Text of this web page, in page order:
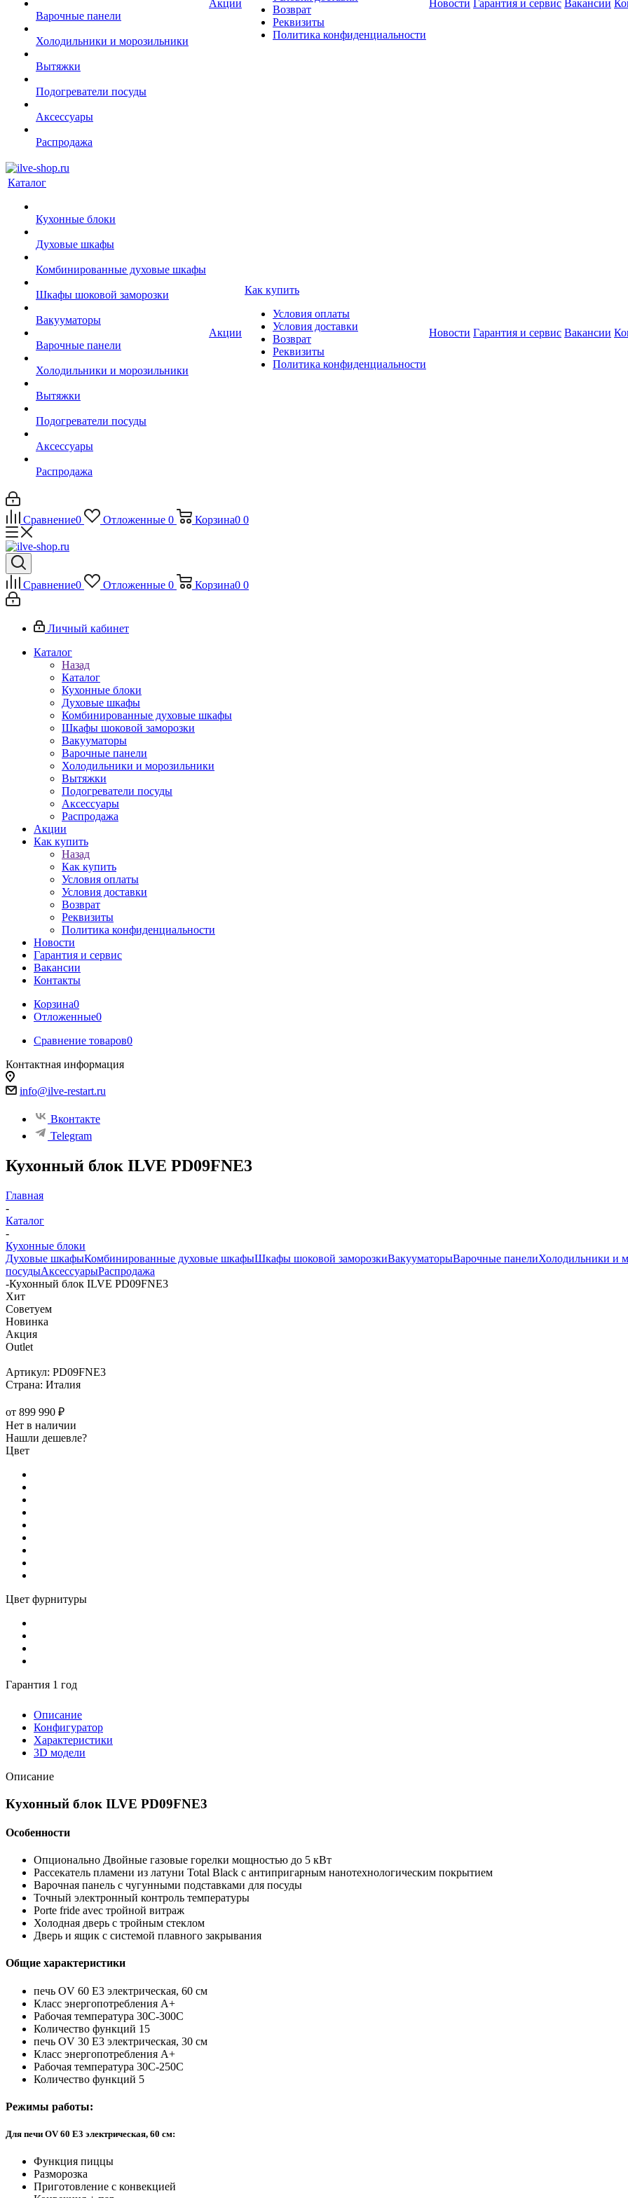
Варочные панели
Холодильники и морозильники
Вытяжки
Подогреватели посуды
Аксессуары
Распродажа
Акции
Возврат
Реквизиты
Политика конфиденциальности
Новости Гарантия и сервис Вакансии
Каталог
Кухонные блоки
Духовые шкафы
Комбинированные духовые шкафы
Шкафы шоковой заморозки
Вакууматоры
Варочные панели
Холодильники и морозильники
Вытяжки
Подогреватели посуды
Аксессуары
Распродажа
Акции
Как купить
Условия оплаты
Условия доставки
Возврат
Реквизиты
Политика конфиденциальности
Новости Гарантия и сервис Вакансии
Сравнение0 Отложенные 0 Корзина0 0
Сравнение0 Отложенные 0 Корзина0 0
Личный кабинет
Каталог
Назад
Каталог
Кухонные блоки
Духовые шкафы
Комбинированные духовые шкафы
Шкафы шоковой заморозки
Вакууматоры
Варочные панели
Холодильники и морозильники
Вытяжки
Подогреватели посуды
Аксессуары
Распродажа
Акции
Как купить
Назад
Как купить
Условия оплаты
Условия доставки
Возврат
Реквизиты
Политика конфиденциальности
Новости
Гарантия и сервис
Вакансии
Контакты
Корзина0
Отложенные0
Сравнение товаров0
Контактная информация
info@ilve-restart.ru
Вконтакте
Telegram
Кухонный блок ILVE PD09FNE3
Главная
-
Каталог
-
Кухонные блоки
Духовые шкафыКомбинированные духовые шкафыШкафы шоковой заморозкиВакууматорыВарочные панелиХолодильники и
посудыАксессуарыРаспродажа
-Кухонный блок ILVE PD09FNE3
Хит
Советуем
Новинка
Акция
Outlet
Артикул: PD09FNE3
Страна: Италия
от 899 990 ₽
Нет в наличии
Нашли дешевле?
Цвет
Цвет фурнитуры
Гарантия 1 год
Описание
Конфигуратор
Характеристики
3D модели
Описание
Кухонный блок ILVE PD09FNE3
Особенности
Опционально Двойные газовые горелки мощностью до 5 кВт
Рассекатель пламени из латуни Total Black с антипригарным нанотехнологическим покрытием
Варочная панель с чугунными подставками для посуды
Точный электронный контроль температуры
Porte fride avec тройной витраж
Холодная дверь с тройным стеклом
Дверь и ящик с системой плавного закрывания
Общие характеристики
печь OV 60 E3 электрическая, 60 см
Класс энергопотребления А+
Рабочая температура 30C-300C
Количество функций 15
печь OV 30 E3 электрическая, 30 см
Класс энергопотребления А+
Рабочая температура 30C-250C
Количество функций 5
Режимы работы:
Для печи OV 60 E3 электрическая, 60 см:
Функция пиццы
Разморозка
Приготовление с конвекцией